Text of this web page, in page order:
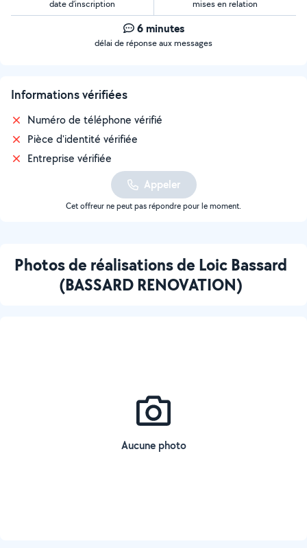
date d’inscription mises en relation
6 minutes
délai de réponse aux messages
Informations vérifiées
Numéro de téléphone vérifié
Pièce d'identité vérifiée
Entreprise vérifiée
Appeler
Cet offreur ne peut pas répondre pour le moment.
Photos de réalisations de Loic Bassard
(BASSARD RENOVATION)
Aucune photo